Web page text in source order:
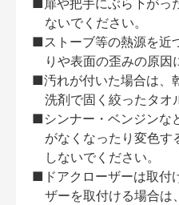
■扉や把手にぶら下がっ
ないでください。
■ストーブ等の熱源を近
りや表面の歪みの原因
■汚れが付いた場合は、
洗剤で固く絞ったタオ
■シンナー・ベンジンな
がなくなったり変色す
しないでください。
■ドアクローザーは取付
ザーを取付ける場合